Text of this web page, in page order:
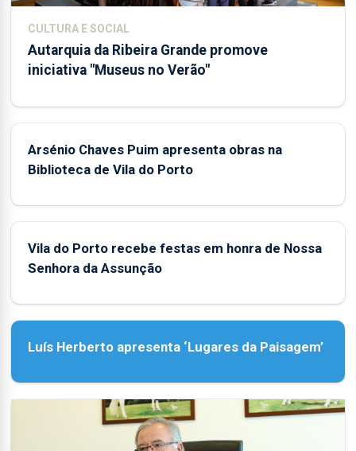
CULTURA E SOCIAL
Autarquia da Ribeira Grande promove
iniciativa "Museus no Verão"
Arsénio Chaves Puim apresenta obras na
Biblioteca de Vila do Porto
Vila do Porto recebe festas em honra de Nossa
Senhora da Assunção
Luís Herberto apresenta ‘Lugares da Paisagem’